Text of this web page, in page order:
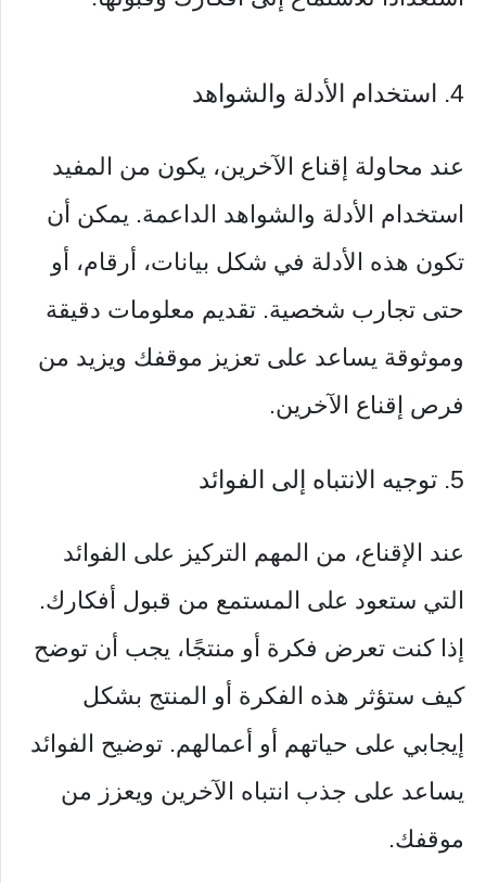
4. استخدام الأدلة والشواهد
عند محاولة إقناع الآخرين، يكون من المفيد
استخدام الأدلة والشواهد الداعمة. يمكن أن
تكون هذه الأدلة في شكل بيانات، أرقام، أو
حتى تجارب شخصية. تقديم معلومات دقيقة
وموثوقة يساعد على تعزيز موقفك ويزيد من
فرص إقناع الآخرين.
5. توجيه الانتباه إلى الفوائد
عند الإقناع، من المهم التركيز على الفوائد
التي ستعود على المستمع من قبول أفكارك.
إذا كنت تعرض فكرة أو منتجًا، يجب أن توضح
كيف ستؤثر هذه الفكرة أو المنتج بشكل
إيجابي على حياتهم أو أعمالهم. توضيح الفوائد
يساعد على جذب انتباه الآخرين ويعزز من
موقفك.